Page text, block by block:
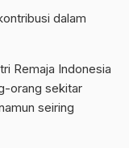
dalam
Remaja Indonesia
orang sekitar
seiring